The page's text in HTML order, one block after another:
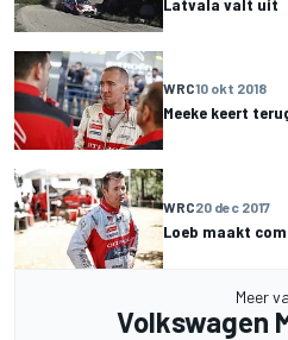
WRC10 okt 2018
Meeke keert
WRC20 dec 2017
Loeb maakt
Meer
Volkswagen